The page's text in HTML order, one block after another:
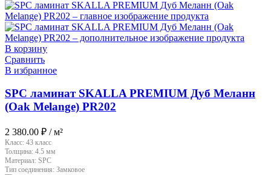
В корзину
Сравнить
В избранное
SPC ламинат SKALLA PREMIUM Дуб Меланн
(Oak Melange) PR202
2 380.00 ₽ / м²
Класс: 43 класс
Толщина: 4.5 мм
Материал: SPC
Тип соединения: Замковое